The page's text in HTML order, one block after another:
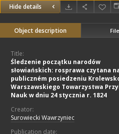
Hide details
Object description
Title:
Śledzenie początku narodów
słowiańskich: rosprawa czytana
publiczném posiedzeniu
Warszawskiego Towarzystwa
Nauk w dniu 24 stycznia r. 1824
Creator:
Surowiecki Wawrzyniec
Publication date: